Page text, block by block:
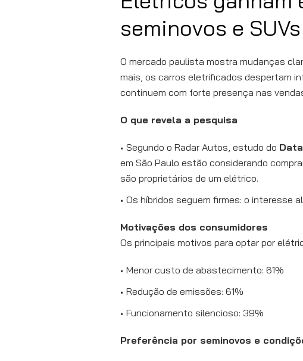
seminovos e
O mercado paulista mostra mudanças
mais, os carros eletrificados despertam
continuem com forte presença nas
O que revela a pesquisa
Segundo o Radar Autos, estudo do
em São Paulo estão considerando
são proprietários de um elétrico.
Os híbridos seguem firmes: o interesse
Motivações dos consumidores
Os principais motivos para optar por
Menor custo de abastecimento: 61%
Redução de emissões: 61%
Funcionamento silencioso: 39%
Preferência por seminovos e